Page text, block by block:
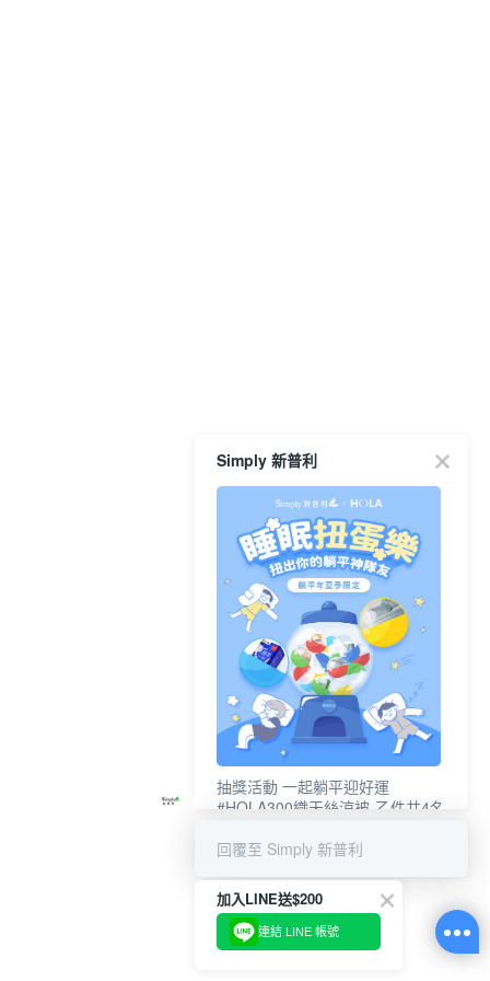
Simply 新普利
抽獎活動 一起躺平迎好運
#HOLA300織天絲涼被-乙件共4名
回覆至 Simply 新普利
加入LINE送$200
連結 LINE 帳號